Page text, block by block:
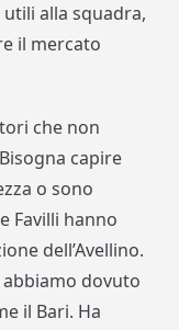
alla squadra,
il mercato
che non
capire
o sono
Favilli hanno
dell’Avellino.
abbiamo dovuto
il Bari. Ha